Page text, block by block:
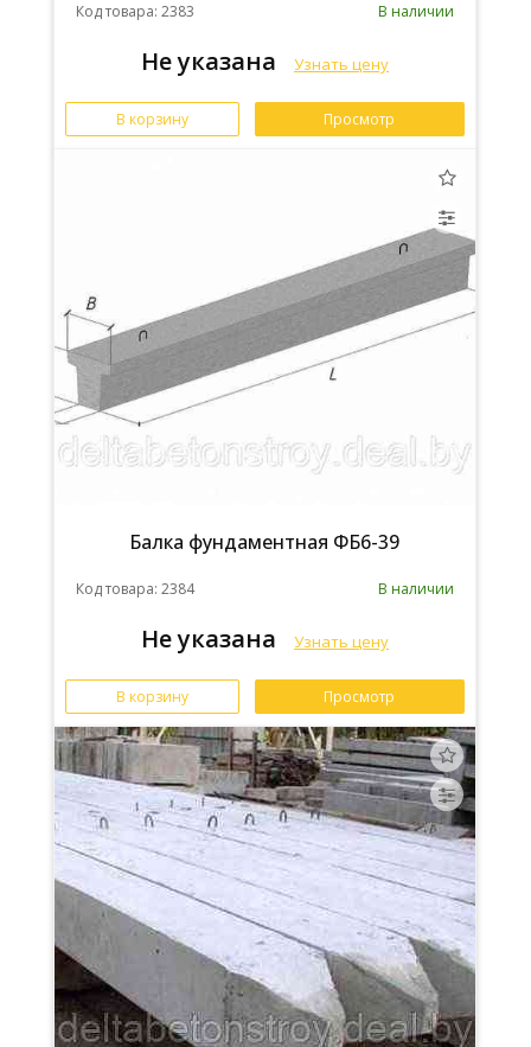
Код товара: 2383 В наличии
Не указана Узнать цену
В корзину Просмотр
Балка фундаментная ФБ6-39
Код товара: 2384 В наличии
Не указана Узнать цену
В корзину Просмотр